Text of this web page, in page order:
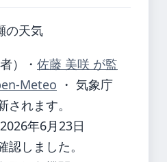
の天気
） ・ 佐藤 美咲 が監
Meteo ・ 気象庁
れます。
年6月23日
しました。